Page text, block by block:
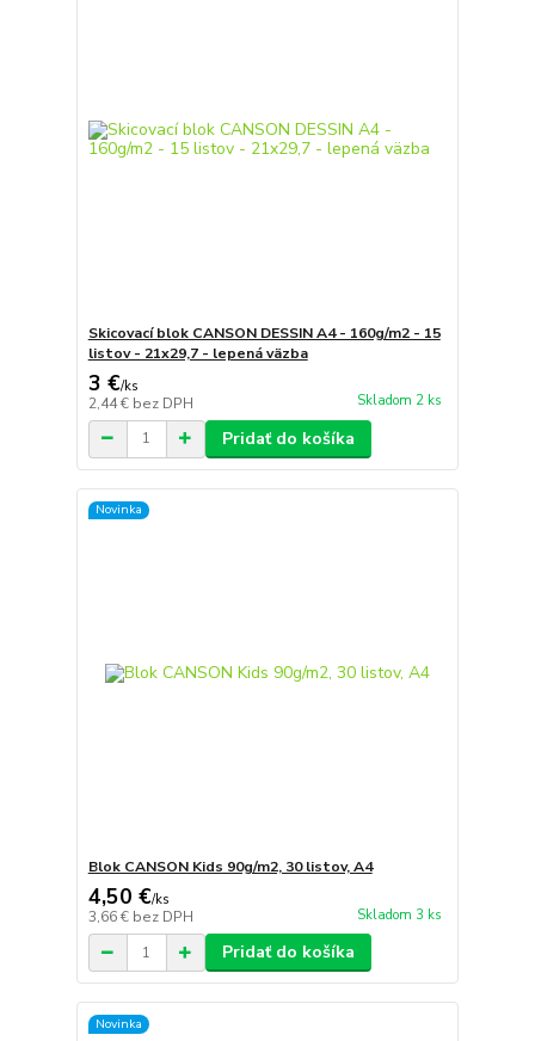
Skicovací blok CANSON DESSIN A4 - 160g/m2 - 15
listov - 21x29,7 - lepená väzba
3 €/ks
2,44 € bez DPH Skladom 2 ks
Pridať do košíka
Novinka
Blok CANSON Kids 90g/m2, 30 listov, A4
4,50 €/ks
3,66 € bez DPH Skladom 3 ks
Pridať do košíka
Novinka